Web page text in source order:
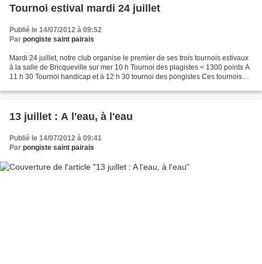
Tournoi estival mardi 24 juillet
Publié le 14/07/2012 à 09:52
Par pongiste saint pairais
Mardi 24 juillet, notre club organise le premier de ses trois tournois estivaux
à la salle de Bricqueville sur mer 10 h Tournoi des plagistes < 1300 points A
11 h 30 Tournoi handicap et à 12 h 30 tournoi des pongistes Ces tournois
13 juillet : A l'eau, à l'eau
Publié le 14/07/2012 à 09:41
Par pongiste saint pairais